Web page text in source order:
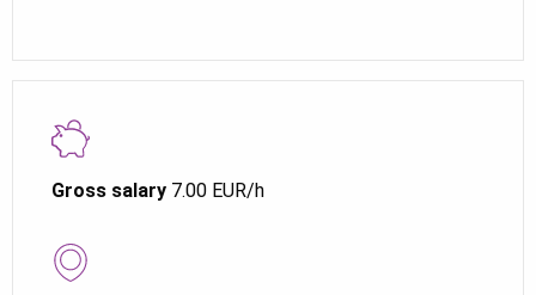
Gross salary 7.00 EUR/h